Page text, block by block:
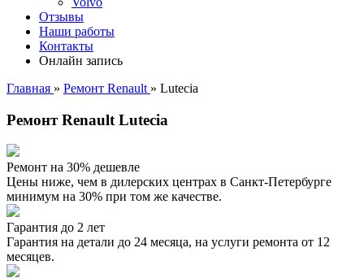
Отзывы
Наши работы
Контакты
Онлайн запись
Главная » Ремонт Renault » Lutecia
Ремонт Renault Lutecia
Ремонт на 30% дешевле
Цены ниже, чем в дилерских центрах в Санкт-Петербурге
минимум на 30% при том же качестве.
Гарантия до 2 лет
Гарантия на детали до 24 месяца, на услуги ремонта от 12
месяцев.